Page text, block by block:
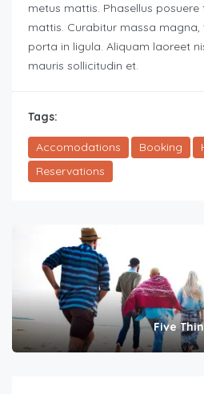
metus mattis. Phasellus
mattis. Curabitur massa
porta in ligula. Aliquam laoreet
mauris sollicitudin et.
Tags:
Accomodations Booking
Reservations
Five